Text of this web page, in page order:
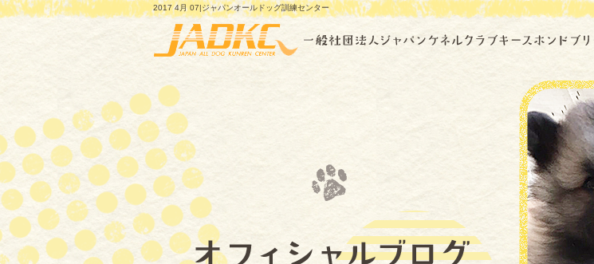
2017 4月 07|ジャパンオールドッグ訓練センター